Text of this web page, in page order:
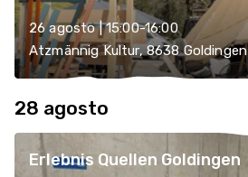
26 agosto | 15:00-16:00
Atzmännig Kultur, 8638 Goldingen
28 agosto
Erlebnis Quellen Goldingen